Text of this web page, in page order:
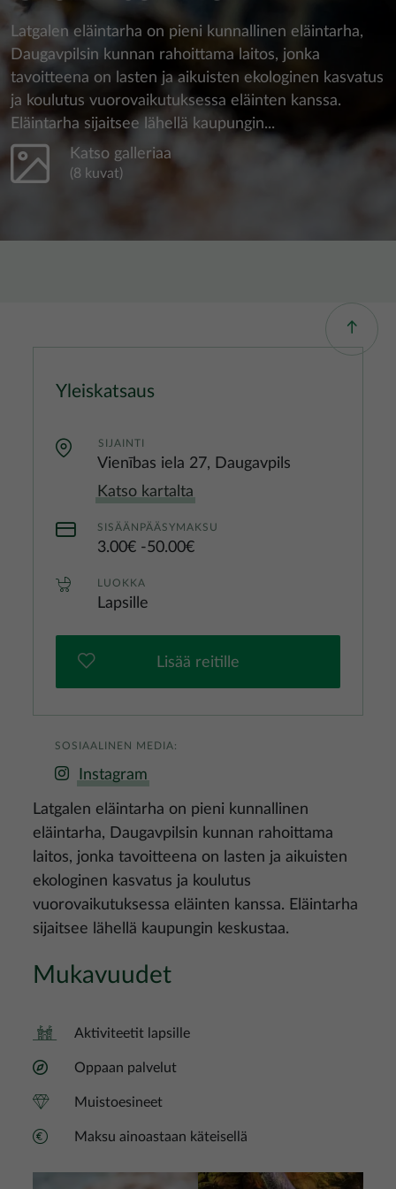
Latgalen eläintarha on pieni kunnallinen eläintarha,
Daugavpilsin kunnan rahoittama laitos, jonka
tavoitteena on lasten ja aikuisten ekologinen kasvatus
ja koulutus vuorovaikutuksessa eläinten kanssa.
Eläintarha sijaitsee lähellä kaupungin...
Katso galleriaa
(8 kuvat)
Latgalen eläintarha on pieni kunnallinen
eläintarha, Daugavpilsin kunnan rahoittama
laitos, jonka tavoitteena on lasten ja aikuisten
ekologinen kasvatus ja koulutus
vuorovaikutuksessa eläinten kanssa. Eläintarha
sijaitsee lähellä kaupungin keskustaa.
Mukavuudet
Aktiviteetit lapsille
Oppaan palvelut
Muistoesineet
Maksu ainoastaan käteisellä
Kuva
Yleiskatsaus
SIJAINTI
Vienības iela 27, Daugavpils
Katso kartalta
SISÄÄNPÄÄSYMAKSU
3.00€ 50.00€
LUOKKA
Lapsille
Lisää reitille
SOSIAALINEN MEDIA:
Instagram